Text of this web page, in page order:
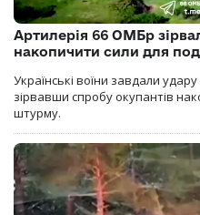
Артилерія 66 ОМБр
накопичити сили для
Українські воїни завдали
зірвавши спробу окупантів
штурму.